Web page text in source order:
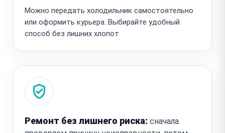
Можно передать холодильник самостоятельно
или оформить курьера. Выбирайте удобный
способ без лишних хлопот
Ремонт без лишнего риска: сначала